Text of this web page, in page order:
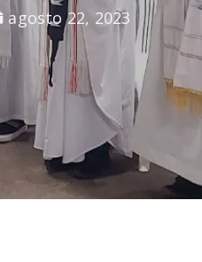
agosto 22, 2023